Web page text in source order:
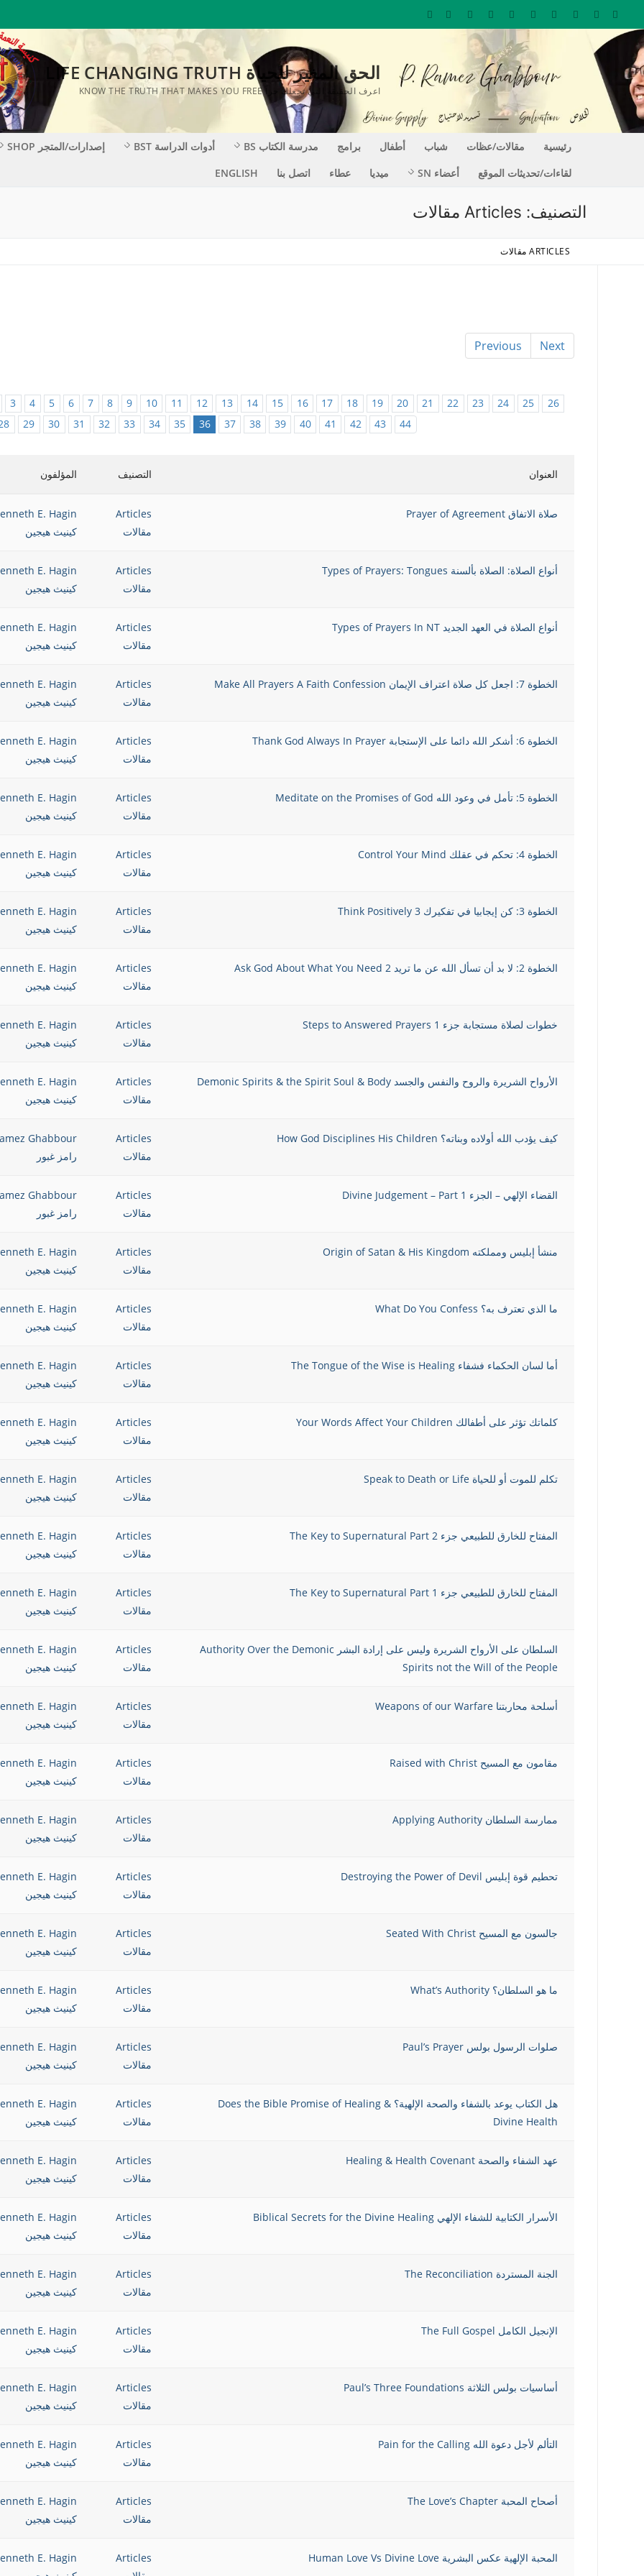
التجاوز
إلى
المحتوى
الحق المغير للحياة LIFE CHANGING TRUTH
اعرف الحقيقة التي تجعلك حراً KNOW THE TRUTH THAT MAKES YOU FREE
رئيسية مقالات/عظات شباب أطفال برامج مدرسة الكتاب BS أدوات الدراسة BST إصدارات/المتجر SHOP
لقاءات/تحديثات الموقع
أعضاء SN ميديا عطاء اتصل بنا ENGLISH
التصنيف: Articles مقالات
ARTICLES مقالات
Previous Next
3 4 5 6 7 8 9 10 11 12 13 14 15 16 17 18 19 20 21 22 23 24 25
26
29 30 31 32 33 34 35 36 37 38 39 40 41 42 43 44
العنوان التصنيف المؤلفون
صلاة الاتفاق Prayer of Agreement
Articles
مقالات
E. Hagin
كينيث هيجين
أنواع الصلاة: الصلاة بألسنة Types of Prayers: Tongues
Articles
مقالات
E. Hagin
كينيث هيجين
أنواع الصلاة في العهد الجديد Types of Prayers In NT
Articles
مقالات
E. Hagin
كينيث هيجين
الخطوة 7: اجعل كل صلاة اعتراف الإيمان Make All Prayers A Faith Confession
Articles
مقالات
E. Hagin
كينيث هيجين
الخطوة 6: أشكر الله دائما على الإستجابة Thank God Always In Prayer
Articles
مقالات
E. Hagin
كينيث هيجين
الخطوة 5: تأمل في وعود الله Meditate on the Promises of God
Articles
مقالات
E. Hagin
كينيث هيجين
الخطوة 4: تحكم في عقلك Control Your Mind
Articles
مقالات
E. Hagin
كينيث هيجين
الخطوة 3: كن إيجابيا في تفكيرك 3 Think Positively
Articles
مقالات
E. Hagin
كينيث هيجين
الخطوة 2: لا بد أن تسأل الله عن ما تريد 2 Ask God About What You Need
Articles
مقالات
E. Hagin
كينيث هيجين
خطوات لصلاة مستجابة جزء 1 Steps to Answered Prayers
Articles
مقالات
E. Hagin
كينيث هيجين
الأرواح الشريرة والروح والنفس والجسد Demonic Spirits & the Spirit Soul & Body
Articles
مقالات
E. Hagin
كينيث هيجين
كيف يؤدب الله أولاده وبناته؟ How God Disciplines His Children
Articles
مقالات
Ghabbour
رامز غبور
القضاء الإلهي – الجزء Divine Judgement – Part 1
Articles
مقالات
Ghabbour
رامز غبور
منشأ إبليس ومملكته Origin of Satan & His Kingdom
Articles
مقالات
E. Hagin
كينيث هيجين
ما الذي تعترف به؟ What Do You Confess
Articles
مقالات
E. Hagin
كينيث هيجين
أما لسان الحكماء فشفاء The Tongue of the Wise is Healing
Articles
مقالات
E. Hagin
كينيث هيجين
كلماتك تؤثر على أطفالك Your Words Affect Your Children
Articles
مقالات
E. Hagin
كينيث هيجين
تكلم للموت أو للحياة Speak to Death or Life
Articles
مقالات
E. Hagin
كينيث هيجين
المفتاح للخارق للطبيعي جزء 2 The Key to Supernatural Part
Articles
مقالات
E. Hagin
كينيث هيجين
المفتاح للخارق للطبيعي جزء 1 The Key to Supernatural Part
Articles
مقالات
E. Hagin
كينيث هيجين
السلطان على الأرواح الشريرة وليس على إرادة البشر Authority Over the Demonic
Spirits not the Will of the People
Articles
مقالات
E. Hagin
كينيث هيجين
أسلحة محاربتنا Weapons of our Warfare
Articles
مقالات
E. Hagin
كينيث هيجين
مقامون مع المسيح Raised with Christ
Articles
مقالات
E. Hagin
كينيث هيجين
ممارسة السلطان Applying Authority
Articles
مقالات
E. Hagin
كينيث هيجين
تحطيم قوة إبليس Destroying the Power of Devil
Articles
مقالات
E. Hagin
كينيث هيجين
جالسون مع المسيح Seated With Christ
Articles
مقالات
E. Hagin
كينيث هيجين
ما هو السلطان؟ What’s Authority
Articles
مقالات
E. Hagin
كينيث هيجين
صلوات الرسول بولس Paul’s Prayer
Articles
مقالات
E. Hagin
كينيث هيجين
هل الكتاب يوعد بالشفاء والصحة الإلهية؟ Does the Bible Promise of Healing &
Divine Health
Articles
مقالات
E. Hagin
كينيث هيجين
عهد الشفاء والصحة Healing & Health Covenant
Articles
مقالات
E. Hagin
كينيث هيجين
الأسرار الكتابية للشفاء الإلهي Biblical Secrets for the Divine Healing
Articles
مقالات
E. Hagin
كينيث هيجين
الجنة المستردة The Reconciliation
Articles
مقالات
E. Hagin
كينيث هيجين
الإنجيل الكامل The Full Gospel
Articles
مقالات
E. Hagin
كينيث هيجين
أساسيات بولس الثلاثة Paul’s Three Foundations
Articles
مقالات
E. Hagin
كينيث هيجين
التألم لأجل دعوة الله Pain for the Calling
Articles
مقالات
E. Hagin
كينيث هيجين
أصحاح المحبة The Love’s Chapter
Articles
مقالات
E. Hagin
كينيث هيجين
المحبة الإلهية عكس البشرية Human Love Vs Divine Love
Articles
E. Hagin